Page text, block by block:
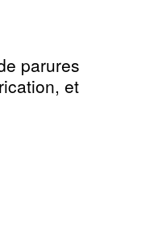
parures
et